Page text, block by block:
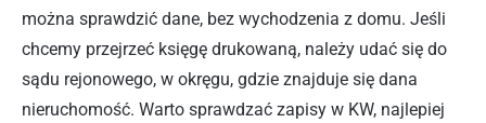
można sprawdzić dane, bez wychodzenia z domu. Jeśli
chcemy przejrzeć księgę drukowaną, należy udać się do
sądu rejonowego, w okręgu, gdzie znajduje się dana
nieruchomość. Warto sprawdzać zapisy w KW, najlepiej